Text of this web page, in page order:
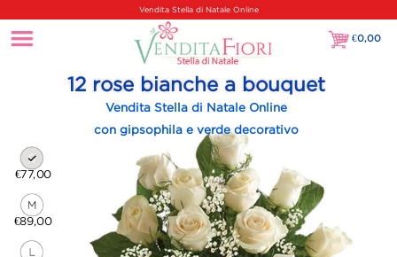
Vendita Stella di Natale Online
€0,00
€0,00
12 rose bianche a bouquet
Vendita Stella di Natale Online
con gipsophila e verde decorativo
€77,00
€89,00